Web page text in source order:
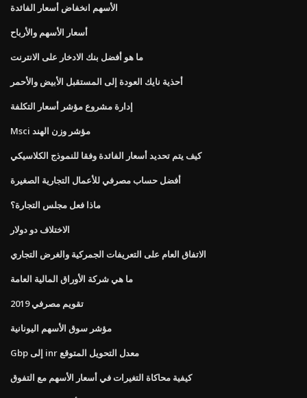
الأسهم انخفاض أسعار الفائدة
أسعار الأسهم والأرباح
ما هو أفضل بنك الادخار على الانترنت
أحذية نايك العودة إلى المستقبل الأبيض والأحمر
إدارة مشروع مؤشر أسعار التكلفة
Msci مؤشر وزن الهند
كيف يتم تحديد أسعار الفائدة وفقا للنموذج الكلاسيكي
أفضل حساب مصرفي للأعمال التجارية الصغيرة
ماذا فعل مجلس التجارة؟
الاختلاف دو دولار
الاتفاق العام على التعريفات الجمركية والغرض التجاري
ما هي شركة الأوراق المالية العامة
تقويم مصرفي 2019
مؤشر سوق الأسهم اليونانية
Gbp إلى inr معدل التحويل المتوقع
كيفية محاكاة التغيرات في أسعار الأسهم مع التفوق